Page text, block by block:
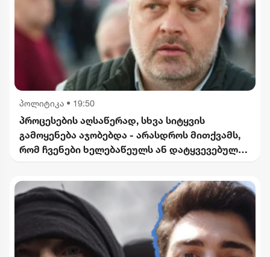
პოლიტიკა • 19:50
პროცესების აღსაწერად, სხვა სიტყვის
გამოყენება აჯობებდა - არასდროს მითქვამს,
რომ ჩვენები ხელებაწეულს ან დატყვევებულს